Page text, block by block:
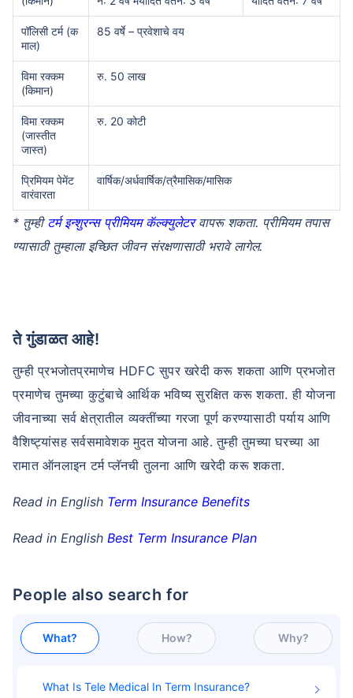
पॉलिसी टर्म (क
माल)
85 वर्षे – प्रवेशाचे वय
विमा रक्कम
(किमान)
रु. 50 लाख
विमा रक्कम
(जास्तीत
जास्त)
रु. 20 कोटी
प्रिमियम पेमेंट
वारंवारता
वार्षिक/अर्धवार्षिक/त्रैमासिक/मासिक
* तुम्ही टर्म इन्शुरन्स प्रीमियम कॅल्क्युलेटरवापरू शकता. प्रीमियम तपास
ण्यासाठी तुम्हाला इच्छित जीवन संरक्षणासाठी भरावे लागेल.
ते गुंडाळत आहे!
तुम्ही प्रभजोतप्रमाणेच HDFC सुपर खरेदी करू शकता आणि प्रभजोत
प्रमाणेच तुमच्या कुटुंबाचे आर्थिक भविष्य सुरक्षित करू शकता. ही योजना
जीवनाच्या सर्व क्षेत्रातील व्यक्तींच्या गरजा पूर्ण करण्यासाठी पर्याय आणि
वैशिष्ट्यांसह सर्वसमावेशक मुदत योजना आहे. तुम्ही तुमच्या घरच्या आ
रामात ऑनलाइन टर्म प्लॅनची ​​तुलना आणि खरेदी करू शकता.
Read in English Term Insurance Benefits
Read in English Best Term Insurance Plan
People also search for
What? How? Why?
What Is Tele Medical In Term Insurance